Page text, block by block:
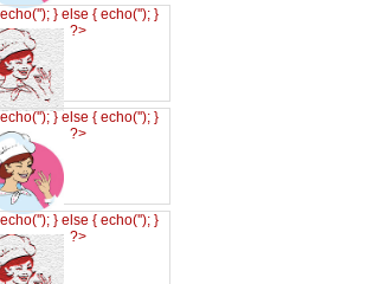
'); } else { echo(''); }
?>
'); } else { echo(''); }
?>
'); } else { echo(''); }
?>